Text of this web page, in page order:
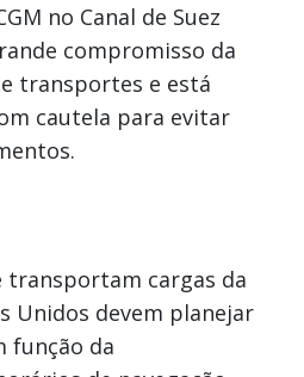
no Canal de Suez
compromisso da
transportes e está
cautela para evitar
transportam cargas da
Unidos devem planejar
função da